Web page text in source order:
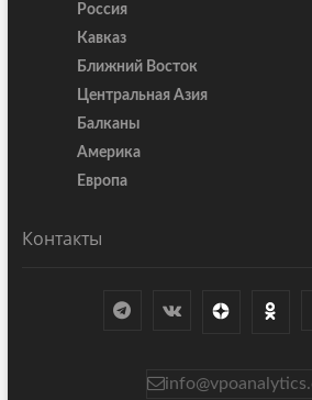
Россия
Кавказ
Ближний Восток
Центральная Азия
Балканы
Америка
Европа
Контакты